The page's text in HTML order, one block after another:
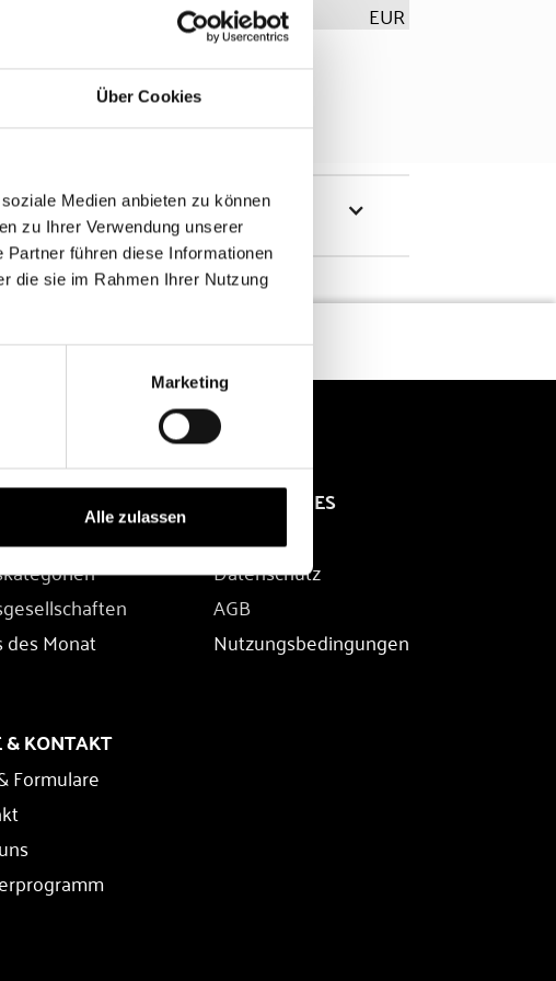
Über Cookies
Medien anbieten zu können
zu Ihrer Verwendung unserer
führen diese Informationen
die sie im Rahmen Ihrer Nutzung
Marketing
Alle zulassen
EUR
des Monat
RECHTLICHES
Impressum
Datenschutz
AGB
Nutzungsbedingungen
& KONTAKT
Formulare